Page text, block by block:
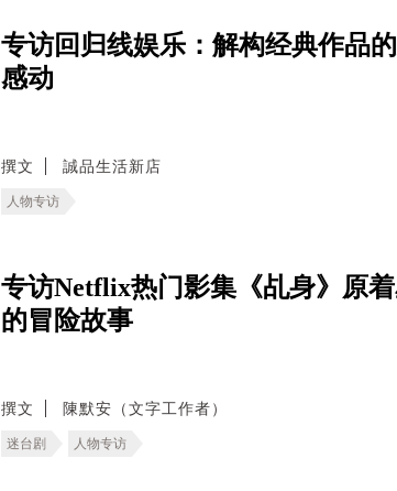
专访回归线娱乐：解构经典作品
感动
撰文 誠品生活新店
人物专访
专访Netflix热门影集《乩身》原
的冒险故事
撰文 陳默安（文字工作者）
迷台剧 人物专访